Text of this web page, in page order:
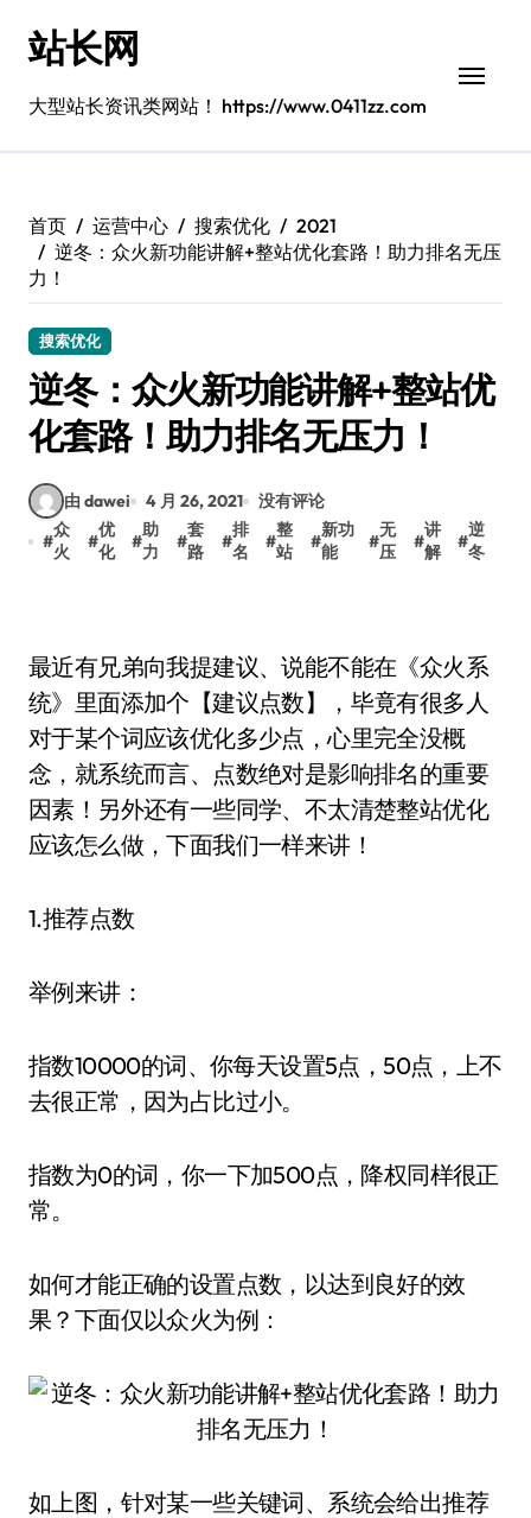
站长网
大型站长资讯类网站！ https://www.0411zz.com
首页 运营中心 搜索优化
2021
逆冬：众火新功能讲解+整站优化套路！助力排名无压
力！
搜索优化
逆冬：众火新功能讲解+整站优
化套路！助力排名无压力！
由 dawei 4 月 26, 2021
没有评论
#
众
火
#
优
化
#
助
力
#
套
路
#
排
名
#
整
站
#
新功
能
#
无
压
#
讲
解
#
逆
冬
最近有兄弟向我提建议、说能不能在《众火系
统》里面添加个【建议点数】，毕竟有很多人
对于某个词应该优化多少点，心里完全没概
念，就系统而言、点数绝对是影响排名的重要
因素！另外还有一些同学、不太清楚整站优化
应该怎么做，下面我们一样来讲！
1.推荐点数
举例来讲：
指数10000的词、你每天设置5点，50点，上不
去很正常，因为占比过小。
指数为0的词，你一下加500点，降权同样很正
常。
如何才能正确的设置点数，以达到良好的效
果？下面仅以众火为例：
如上图，针对某一些关键词、系统会给出推荐